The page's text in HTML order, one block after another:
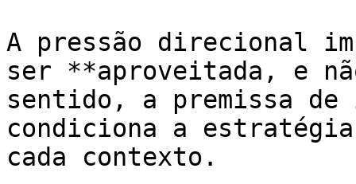
A pressão direcional
ser **aproveitada, e
sentido, a premissa
condiciona a